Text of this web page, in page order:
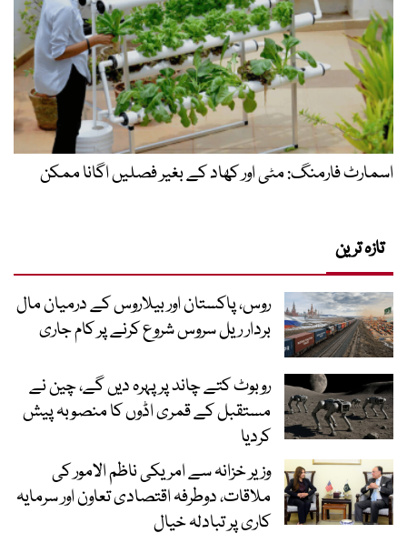
اسمارٹ فارمنگ: مٹی اور کھاد کے بغیر فصلیں اگانا ممکن
تازہ ترین
روس، پاکستان اور بیلاروس کے درمیان مال
بردار ریل سروس شروع کرنے پر کام جاری
روبوٹ کتے چاند پر پہرہ دیں گے، چین نے
مستقبل کے قمری اڈوں کا منصوبہ پیش
کردیا
وزیر خزانہ سے امریکی ناظم الامور کی
ملاقات، دوطرفہ اقتصادی تعاون اور سرمایہ
کاری پر تبادلہ خیال